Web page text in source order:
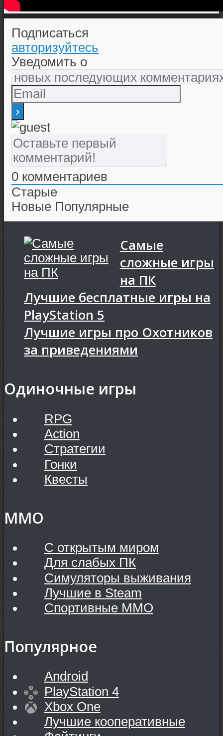
Подписаться
авторизуйтесь
Уведомить о
0 комментариев
Старые
Новые Популярные
Самые
сложные игры
на ПК
Лучшие бесплатные игры на
PlayStation 5
Лучшие игры про Охотников
за приведениями
Одиночные игры
RPG
Action
Стратегии
Гонки
Квесты
MMO
С открытым миром
Для слабых ПК
Симуляторы выживания
Лучшие в Steam
Спортивные MMO
Популярное
Android
PlayStation 4
Xbox One
Лучшие кооперативные